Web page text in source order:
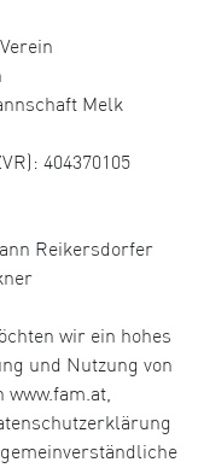
Melk
404370105
Reikersdorfer
wir ein hohes
und Nutzung von
www.fam.at,